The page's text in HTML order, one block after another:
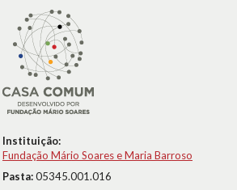
Instituição:
Fundação Mário Soares e Maria Barroso
Pasta:05345.001.016